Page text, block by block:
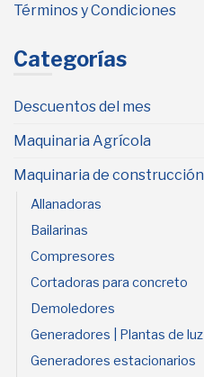
Términos y Condiciones
Categorías
Descuentos del mes
Maquinaria Agrícola
Maquinaria de construcción
Allanadoras
Bailarinas
Compresores
Cortadoras para concreto
Demoledores
Generadores | Plantas de luz
Generadores estacionarios